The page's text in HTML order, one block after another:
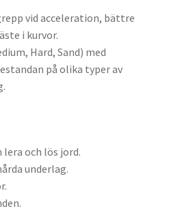
vid acceleration, bättre
i kurvor.
Hard, Sand) med
på olika typer av
lera och lös jord.
underlag.